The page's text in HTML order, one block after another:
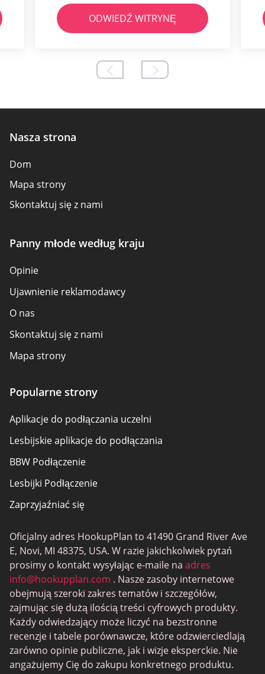
ODWIEDŹ WITRYNĘ
Nasza strona
Dom
Mapa strony
Skontaktuj się z nami
Panny młode według kraju
Opinie
Ujawnienie reklamodawcy
O nas
Skontaktuj się z nami
Mapa strony
Przegląd zasad
Popularne strony
Aplikacje do podłączania uczelni
Lesbijskie aplikacje do podłączania
BBW Podłączenie
Lesbijki Podłączenie
Zaprzyjaźniać się
Oficjalny adres HookupPlan to 41490 Grand River Ave
E, Novi, MI 48375, USA. W razie jakichkolwiek pytań
prosimy o kontakt wysyłając e-maile na adres
info@hookupplan.com . Nasze zasoby internetowe
obejmują szeroki zakres tematów i szczegółów,
zajmując się dużą ilością treści cyfrowych produkty.
Każdy odwiedzający może liczyć na bezstronne
recenzje i tabele porównawcze, które odzwierciedlają
zarówno opinie publiczne, jak i wizje eksperckie. Nie
angażujemy Cię do zakupu konkretnego produktu.